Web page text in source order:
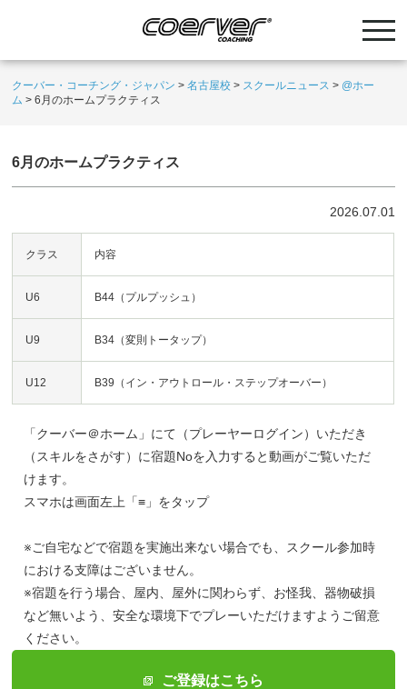
クーバー・コーチング・ジャパン >名古屋校 > スクールニュース > @ホー
ム >6月のホームプラクティス
6月のホームプラクティス
2026.07.01
クラス 内容
U6 B44（プルプッシュ）
U9 B34（変則トータップ）
U12 B39（イン・アウトロール・ステップオーバー）
「クーバー＠ホーム」にて（プレーヤーログイン）いただき
（スキルをさがす）に宿題Noを入力すると動画がご覧いただ
けます。
スマホは画面左上「≡」をタップ
※ご自宅などで宿題を実施出来ない場合でも、スクール参加時
における支障はございません。
※宿題を行う場合、屋内、屋外に関わらず、お怪我、器物破損
など無いよう、安全な環境下でプレーいただけますようご留意
ください。
ご登録はこちら